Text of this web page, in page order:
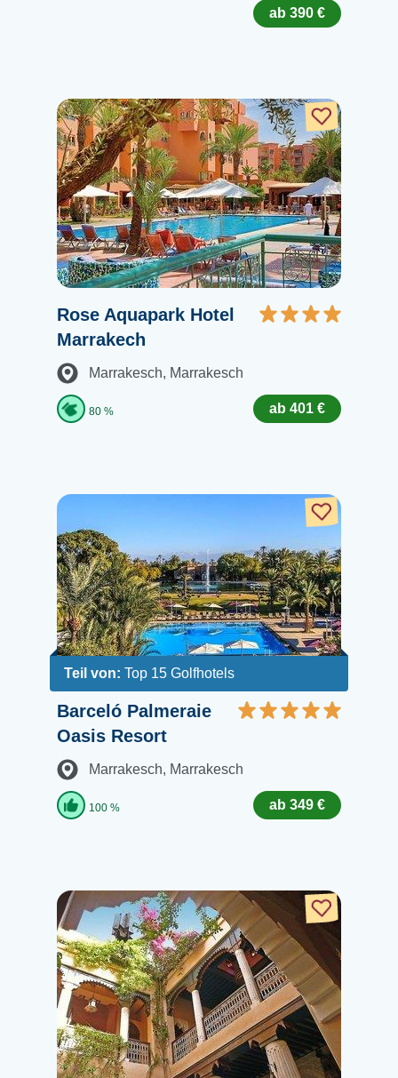
ab 390 €
Rose Aquapark Hotel
Marrakech
Marrakesch, Marrakesch
80 % ab 401 €
Teil von: Top 15 Golfhotels
Barceló Palmeraie
Oasis Resort
Marrakesch, Marrakesch
100 % ab 349 €